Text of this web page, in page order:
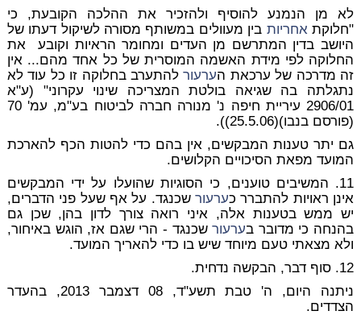
לא מן הנמנע להוסיף ולהזכיר את ההלכה הקובעת, כי
"חלוקת אחריות בין מעוולים במשותף מסורה לשיקול דעתו של
היושב בדין המתרשם מן העדים ומחומר הראיות וקובע את
החלוקה לפי מידת האשמה המוסרית של כל אחד מהם... אין
זה מדרכה של ערכאת הערעורלהתערב בחלוקה זו כל עוד לא
נתגלתה בה שגיאה בולטת המצריכה שינוי עקרוני" (ע"א
2906/01 עיריית חיפה נ' מנורה חברה לביטוח בע"מ, עמ' 70
(פורסם בנבו)(25.5.06)).
גם יתר טענות המבקשים, אין בהם כדי להטות הכף להארכת
המועד מפאת הסיכויים הקלושים.
11. המשיבים טוענים, כי הסוגיות שהועלו על ידי המבקשים
אינן ראויות להתברר כערעורשכנגד. על אף שעל פני הדברים,
יש ממש בטענות אלה, איני רואה צורך לדון בהן, שכן גם
בהנחה כי מדובר בערעורשכנגד - הרי שגם אז, הוגש באיחור,
ולא מצאתי טעם מיוחד שיש בו כדי להאריך המועד.
12. סוף דבר, הבקשה נדחית.
ניתנה היום, ה' טבת תשע"ד, 08 דצמבר 2013, בהעדר
הצדדים.